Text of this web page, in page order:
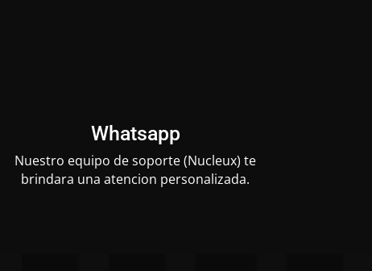
Whatsapp
Nuestro equipo de soporte (Nucleux) te
brindara una atencion personalizada.